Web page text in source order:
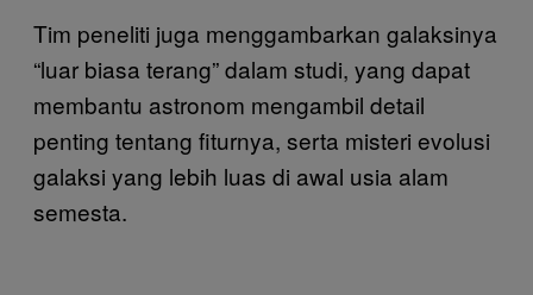
Tim peneliti juga menggambarkan galaksinya
“luar biasa terang” dalam studi, yang dapat
membantu astronom mengambil detail
penting tentang fiturnya, serta misteri evolusi
galaksi yang lebih luas di awal usia alam
semesta.